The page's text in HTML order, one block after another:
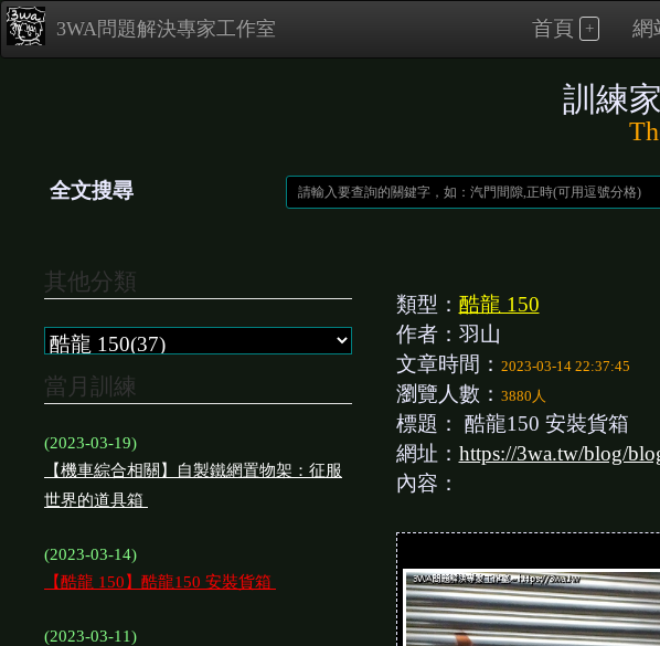
3WA問題解決專家工作室 首頁 網
訓練
全文搜尋
類型： 酷龍 150
作者：羽山
文章時間： 2023-03-14 22:37:45
瀏覽人數： 3880人
標題： 酷龍150 安裝貨箱
網址： https://3wa.tw/blog/
內容：
其他分類
當月訓練
(2023-03-19)
【機車綜合相關】自製鐵網置物架：征服
世界的道具箱
(2023-03-14)
【酷龍 150】酷龍150 安裝貨箱
(2023-03-11)